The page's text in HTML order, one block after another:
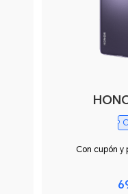
Con cupón y